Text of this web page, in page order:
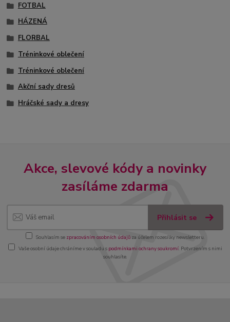
FOTBAL
HÁZENÁ
FLORBAL
Tréninkové oblečení
Tréninkové oblečení
Akční sady dresů
Hráčské sady a dresy
Akce, slevové kódy a novinky
zasíláme zdarma
Přihlásit se
Souhlasím se zpracováním osobních údajůza účelem rozesílky newsletteru.
Vaše osobní údaje chráníme v souladu s podmínkami ochrany soukromí. Potvrzením s nimi
souhlasíte.